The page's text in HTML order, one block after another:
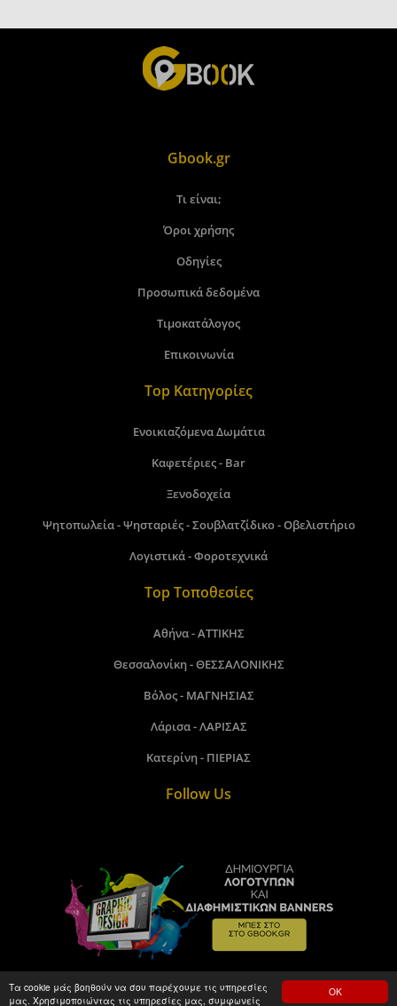
ΟΚ
Τα cookie μάς βοηθούν να σου παρέχουμε τις υπηρεσίες
μας. Χρησιμοποιώντας τις υπηρεσίες μας, συμφωνείς
Gbook.gr
Τι είναι;
Όροι χρήσης
Οδηγίες
Προσωπικά δεδομένα
Τιμοκατάλογος
Επικοινωνία
Top Κατηγορίες
Ενοικιαζόμενα Δωμάτια
Καφετέριες - Bar
Ξενοδοχεία
Ψητοπωλεία - Ψησταριές - Σουβλατζίδικο - Οβελιστήριο
Λογιστικά - Φοροτεχνικά
Top Τοποθεσίες
Αθήνα - ΑΤΤΙΚΗΣ
Θεσσαλονίκη - ΘΕΣΣΑΛΟΝΙΚΗΣ
Βόλος - ΜΑΓΝΗΣΙΑΣ
Λάρισα - ΛΑΡΙΣΑΣ
Κατερίνη - ΠΙΕΡΙΑΣ
Follow Us